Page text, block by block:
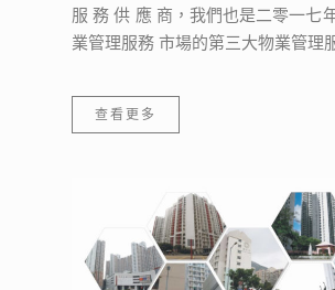
服 務 供 應 商，我們也是二零一七
業管理服務 市場的第三大物業管理
查看更多